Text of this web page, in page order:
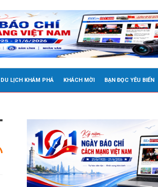
DU LỊCH KHÁM PHÁ KHÁCH MỜI BẠN ĐỌC YÊU BIỂN